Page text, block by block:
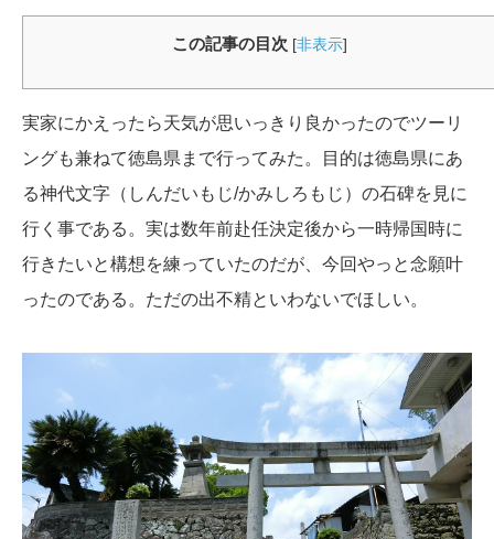
この記事の目次 [非表示]
実家にかえったら天気が思いっきり良かったのでツーリ
ングも兼ねて徳島県まで行ってみた。目的は徳島県にあ
る神代文字（しんだいもじ/かみしろもじ）の石碑を見に
行く事である。実は数年前赴任決定後から一時帰国時に
行きたいと構想を練っていたのだが、今回やっと念願叶
ったのである。ただの出不精といわないでほしい。